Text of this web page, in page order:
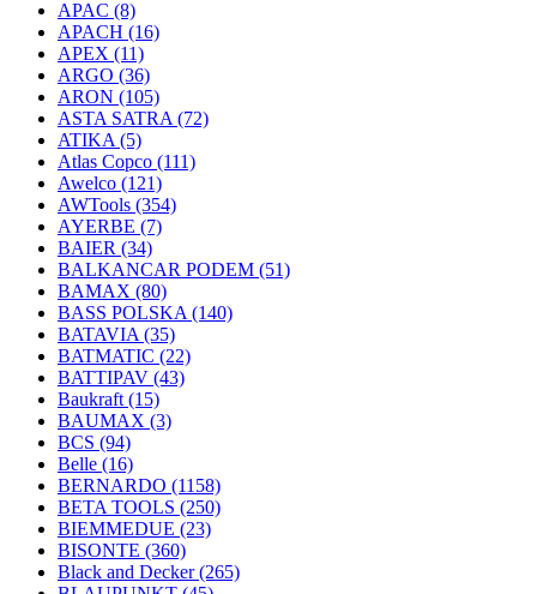
APAC (8)
APACH (16)
APEX (11)
ARGO (36)
ARON (105)
ASTA SATRA (72)
ATIKA (5)
Atlas Copco (111)
Awelco (121)
AWTools (354)
AYERBE (7)
BAIER (34)
BALKANCAR PODEM (51)
BAMAX (80)
BASS POLSKA (140)
BATAVIA (35)
BATMATIC (22)
BATTIPAV (43)
Baukraft (15)
BAUMAX (3)
BCS (94)
Belle (16)
BERNARDO (1158)
BETA TOOLS (250)
BIEMMEDUE (23)
BISONTE (360)
Black and Decker(265)